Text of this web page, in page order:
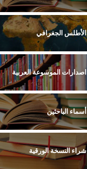
الأطلس الجغرافي
اصدارات الموسوعة العربية
أسماء الباحثين
شراء النسخة الورقية